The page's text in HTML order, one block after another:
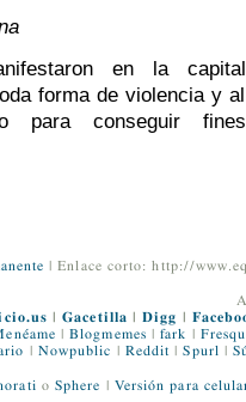
en la capital
forma de violencia y al
para conseguir fines
| Enlace corto: http://
|Gacetilla |Digg |
|Blogmemes |fark |
| Nowpublic | Reddit |Spurl |
o Sphere | Versión para